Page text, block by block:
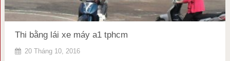
Thi bằng lái xe máy a1 tphcm
20 Tháng 10, 2016